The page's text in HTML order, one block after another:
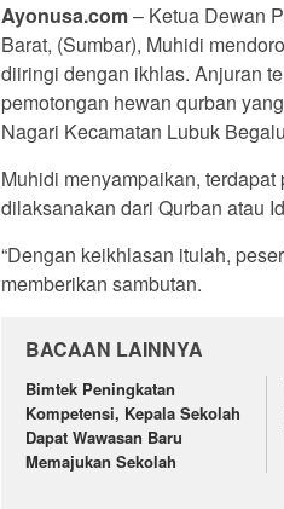
Ayonusa.com– Ketua Dewan
Barat, (Sumbar), Muhidi
diiringi dengan ikhlas. Anjuran
pemotongan hewan qurban
Nagari Kecamatan Lubuk
Muhidi menyampaikan,
dilaksanakan dari Qurban atau
“Dengan keikhlasan itulah,
memberikan sambutan.
BACAAN LAINNYA
Bimtek Peningkatan
Kompetensi, Kepala Sekolah
Dapat Wawasan Baru
Memajukan Sekolah